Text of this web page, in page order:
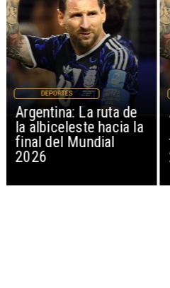
Argentina: La ruta de
la albiceleste hacia la
final del Mundial
2026
DEPORTES